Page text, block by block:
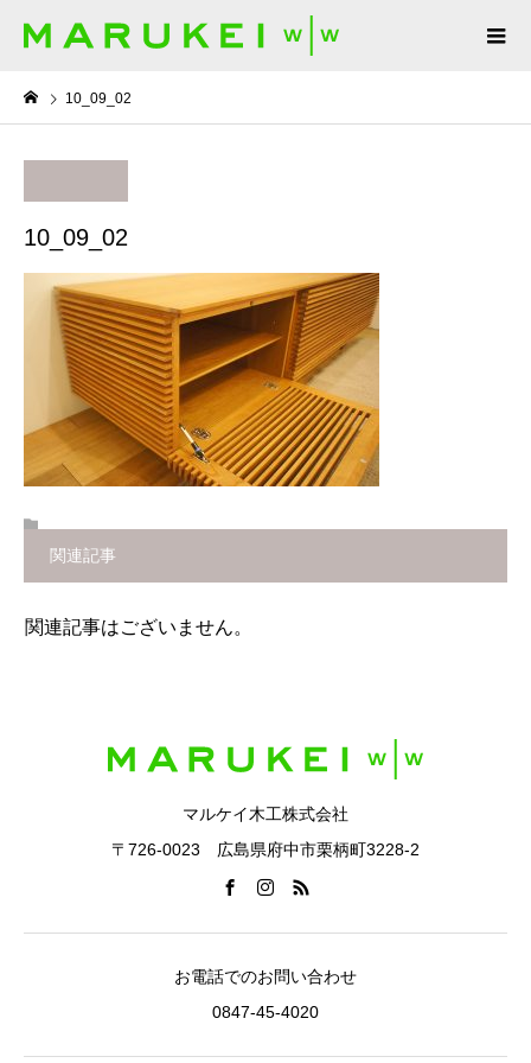
10_09_02
10_09_02
関連記事
関連記事はございません。
マルケイ木工株式会社
〒726-0023 広島県府中市栗柄町3228-2
お電話でのお問い合わせ
0847-45-4020